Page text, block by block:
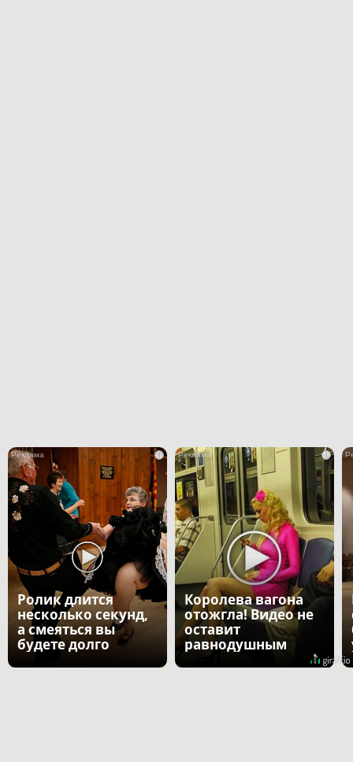
i
Ролик длится
несколько секунд,
а смеяться вы
будете долго
i
Королева вагона
отожгла! Видео не
оставит
равнодушным